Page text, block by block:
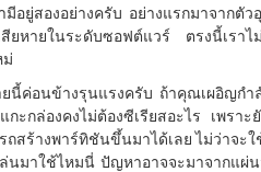
ยู่สองอย่างครับ อย่างแรกมาจากตัว
สียหายในระดับซอฟต์แวร์ ตรงนี้เรา
ม่
อนข้างรุนแรงครับ ถ้าคุณเผอิญกำลั
ะกล่องคงไม่ต้องซีเรียสอะไร เพรา
สร้างพาร์ทิชันขึ้นมาได้เลย ไม่ว่าจะ
มาใช้ไหมนี่ ปัญหาอาจจะมาจากแผ่